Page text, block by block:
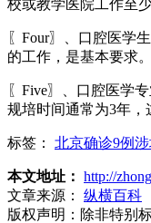
校或教学医院工作至
〖Four〗、口腔医学
的工作，是基本要求
〖Five〗、口腔医学
规培时间通常为3年，
标签： 北京确诊9例
本文地址： http://
文章来源：
纵横百科
版权声明： 除非特别